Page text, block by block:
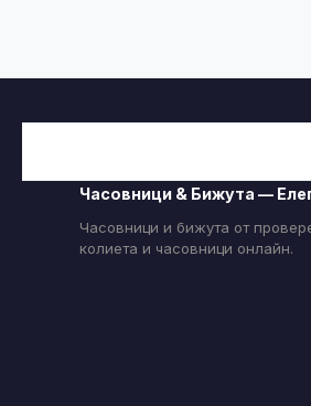
Часовници & Бижута —
Часовници и бижута от
колиета и часовници онлайн.